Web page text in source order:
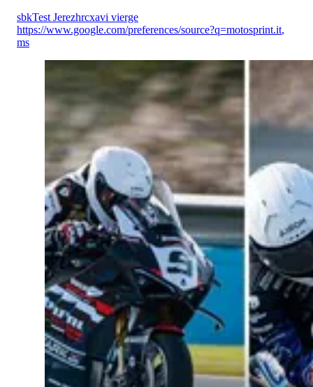
sbkTest Jerezhrcxavi vierge
https://www.google.com/preferences/source?q=motosprint.it,
ms